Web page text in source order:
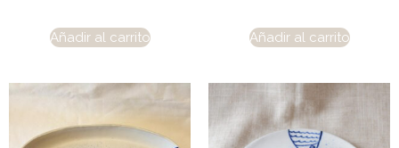
Añadir al carrito Añadir al carrito